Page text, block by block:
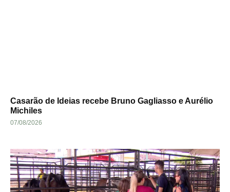
Casarão de Ideias recebe Bruno Gagliasso e Aurélio
Michiles
07/08/2026